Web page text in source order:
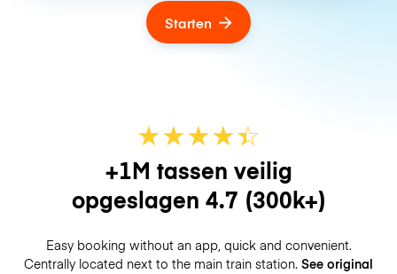
Starten
★★★★☆
★
+1M tassen veilig
opgeslagen 4.7 (300k+)
Easy booking without an app, quick and convenient.
Centrally located next to the main train station. See original